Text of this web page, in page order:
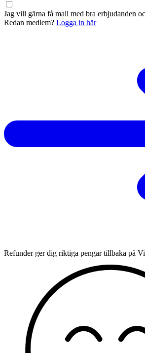
Jag vill gärna få mail med bra erbjudanden
Redan medlem? Logga in här
Refunder ger dig riktiga pengar tillbaka på